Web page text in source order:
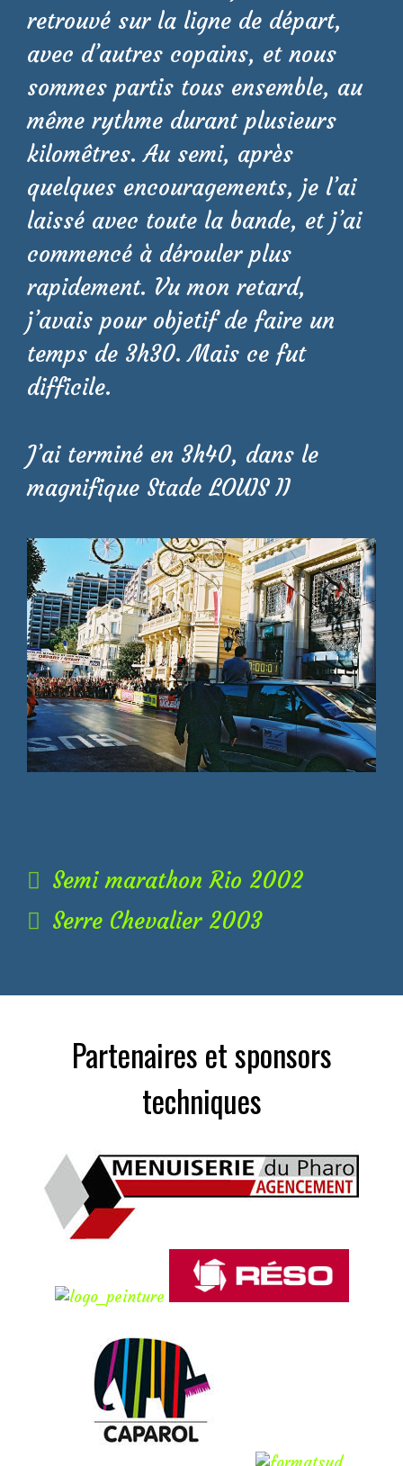
retrouvé sur la ligne de départ,
avec d’autres copains, et nous
sommes partis tous ensemble, au
même rythme durant plusieurs
kilomêtres. Au semi, après
quelques encouragements, je l’ai
laissé avec toute la bande, et j’ai
commencé à dérouler plus
rapidement. Vu mon retard,
j’avais pour objetif de faire un
temps de 3h30. Mais ce fut
difficile.
J’ai terminé en 3h40, dans le
magnifique Stade LOUIS II
Semi marathon Rio 2002
Serre Chevalier 2003
Partenaires et sponsors
techniques